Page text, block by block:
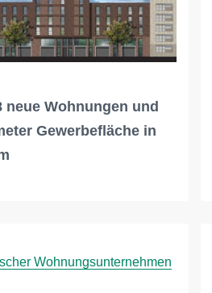
neue Wohnungen und
Gewerbefläche in
Wohnungsunternehmen